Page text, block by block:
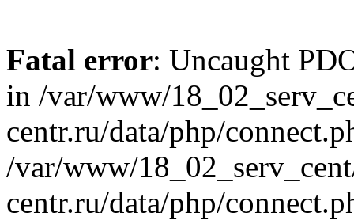
Fatal error: Uncaught
in /var/www/
centr.ru/data/php/
/var/www/
centr.ru/data/php/